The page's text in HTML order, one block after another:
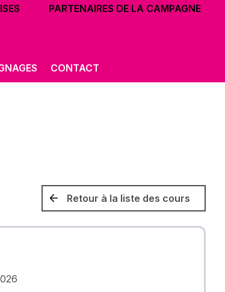
PARTENAIRES DE LA CAMPAGNE
CONTACT
Retour à la liste des cours